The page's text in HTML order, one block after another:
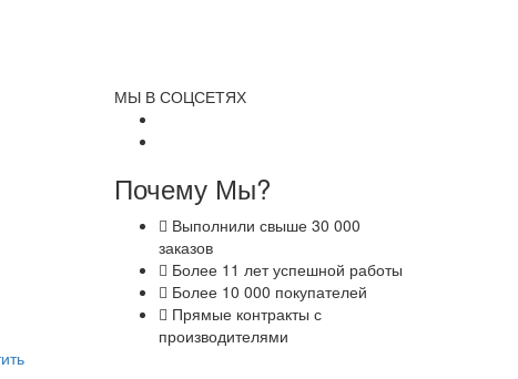
МЫ В СОЦСЕТЯХ
Почему Мы?
Выполнили свыше 30 000
заказов
Более 11 лет успешной работы
Более 10 000 покупателей
Прямые контракты с
производителями